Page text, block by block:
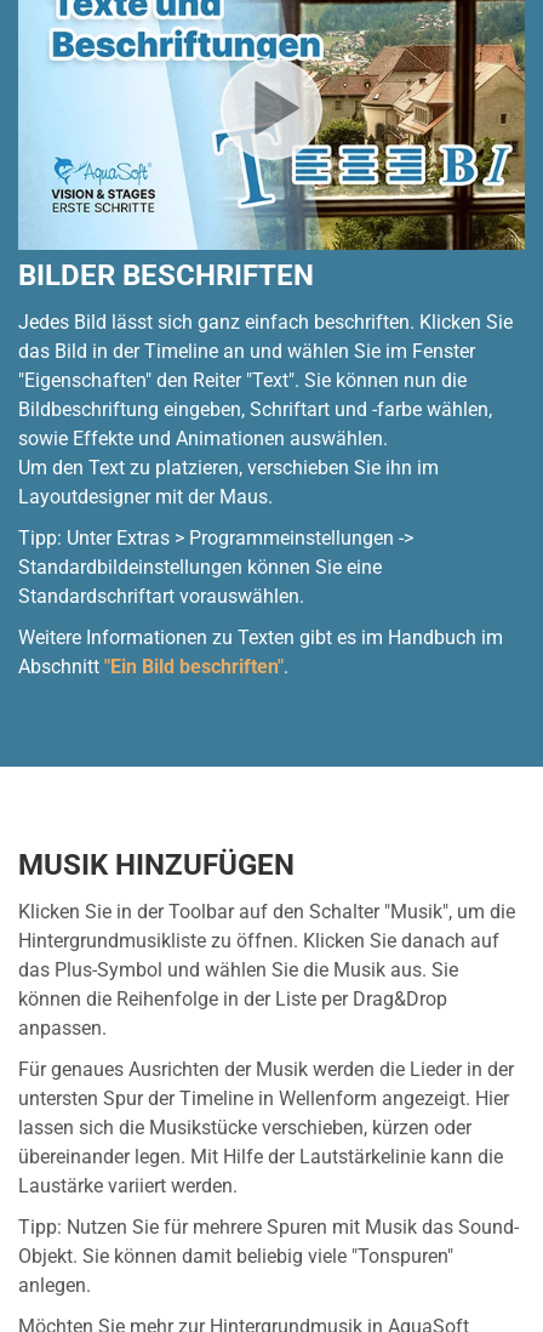
BILDER BESCHRIFTEN
Jedes Bild lässt sich ganz einfach beschriften. Klicken Sie
das Bild in der Timeline an und wählen Sie im Fenster
"Eigenschaften" den Reiter "Text". Sie können nun die
Bildbeschriftung eingeben, Schriftart und -farbe wählen,
sowie Effekte und Animationen auswählen.
Um den Text zu platzieren, verschieben Sie ihn im
Layoutdesigner mit der Maus.
Tipp: Unter Extras > Programmeinstellungen ->
Standardbildeinstellungen können Sie eine
Standardschriftart vorauswählen.
Weitere Informationen zu Texten gibt es im Handbuch im
Abschnitt "Ein Bild beschriften".
MUSIK HINZUFÜGEN
Klicken Sie in der Toolbar auf den Schalter "Musik", um die
Hintergrundmusikliste zu öffnen. Klicken Sie danach auf
das Plus-Symbol und wählen Sie die Musik aus. Sie
können die Reihenfolge in der Liste per Drag&Drop
anpassen.
Für genaues Ausrichten der Musik werden die Lieder in der
untersten Spur der Timeline in Wellenform angezeigt. Hier
lassen sich die Musikstücke verschieben, kürzen oder
übereinander legen. Mit Hilfe der Lautstärkelinie kann die
Laustärke variiert werden.
Tipp: Nutzen Sie für mehrere Spuren mit Musik das Sound-
Objekt. Sie können damit beliebig viele "Tonspuren"
anlegen.
Möchten Sie mehr zur Hintergrundmusik in AquaSoft